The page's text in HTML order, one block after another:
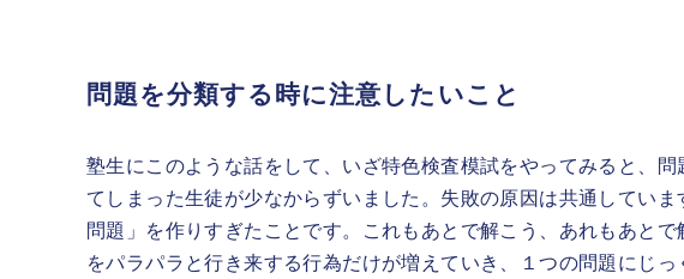
問題を分類する時に注意したいこと
塾生にこのような話をして、いざ特色検査模試をやってみると、
てしまった生徒が少なからずいました。失敗の原因は共通してい
問題」を作りすぎたことです。これもあとで解こう、あれもあと
をパラパラと行き来する行為だけが増えていき、１つの問題にじ